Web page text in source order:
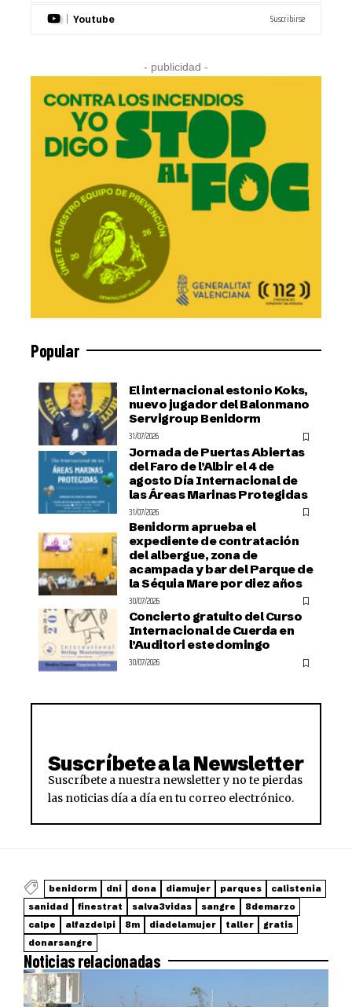
Youtube Suscribirse
- publicidad -
Popular
El internacional estonio Koks,
nuevo jugador del Balonmano
Servigroup Benidorm
31/07/2026
Jornada de Puertas Abiertas
del Faro de l’Albir el 4 de
agosto Día Internacional de
las Áreas Marinas Protegidas
31/07/2026
Benidorm aprueba el
expediente de contratación
del albergue, zona de
acampada y bar del Parque de
la Séquia Mare por diez años
30/07/2026
Concierto gratuito del Curso
Internacional de Cuerda en
l’Auditori este domingo
30/07/2026
Suscríbete a la Newsletter
Suscríbete a nuestra newsletter y no te pierdas
las noticias día a día en tu correo electrónico.
benidorm dni dona diamujer parques
calistenia
sanidad
finestrat salva3vidas sangre
8demarzo
calpe
alfazdelpi 8m diadelamujer taller
gratis
donarsangre
Noticias relacionadas